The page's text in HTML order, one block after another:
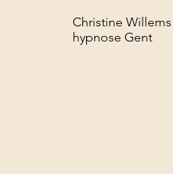
Christine Willems
hypnose Gent